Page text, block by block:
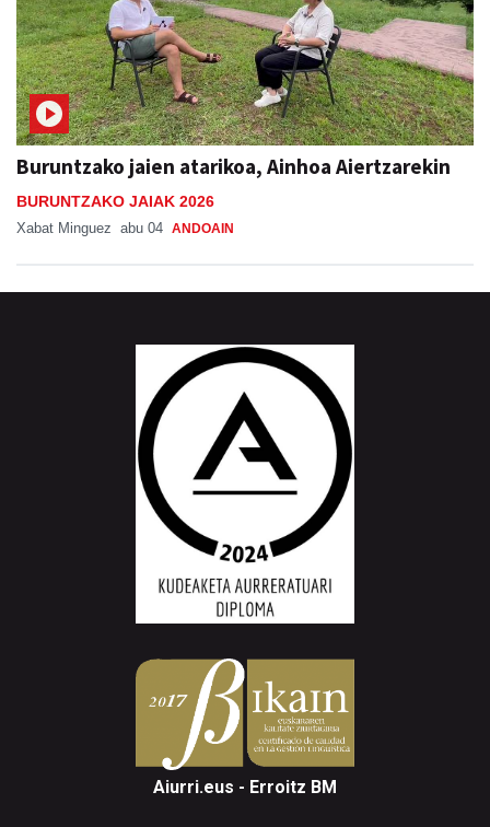
Buruntzako jaien atarikoa, Ainhoa Aiertzarekin
BURUNTZAKO JAIAK 2026
Xabat Minguez abu 04 ANDOAIN
Aiurri.eus - Erroitz BM